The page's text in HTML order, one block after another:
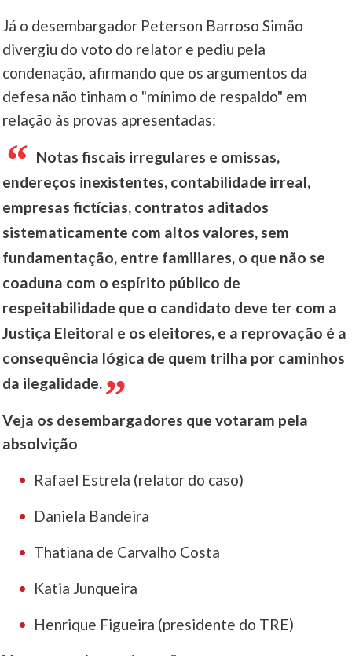
Já o desembargador Peterson Barroso Simão
divergiu do voto do relator e pediu pela
condenação, afirmando que os argumentos da
defesa não tinham o "mínimo de respaldo" em
relação às provas apresentadas:
Notas fiscais irregulares e omissas,
endereços inexistentes, contabilidade irreal,
empresas fictícias, contratos aditados
sistematicamente com altos valores, sem
fundamentação, entre familiares, o que não se
coaduna com o espírito público de
respeitabilidade que o candidato deve ter com a
Justiça Eleitoral e os eleitores, e a reprovação é a
consequência lógica de quem trilha por caminhos
da ilegalidade.
Veja os desembargadores que votaram pela
absolvição
Rafael Estrela (relator do caso)
Daniela Bandeira
Thatiana de Carvalho Costa
Katia Junqueira
Henrique Figueira (presidente do TRE)